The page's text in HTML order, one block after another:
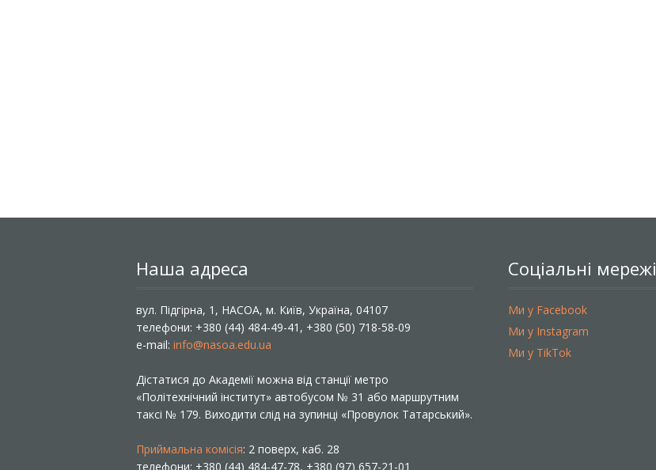
Наша адреса
вул. Підгірна, 1, НАСОА, м. Київ, Україна, 04107
телефони: +380 (44) 484-49-41, +380 (50) 718-58-09
e-mail: info@nasoa.edu.ua
Дістатися до Академії можна від станції метро
«Політехнічний інститут» автобусом № 31 або маршрутним
таксі № 179. Виходити слід на зупинці «Провулок Татарський».
Приймальна комісія: 2 поверх, каб. 28
телефони: +380 (44) 484-47-78, +380 (97) 657-21-01
Соціальні мережі
Ми у Facebook
Ми у Instagram
Ми у TikTok